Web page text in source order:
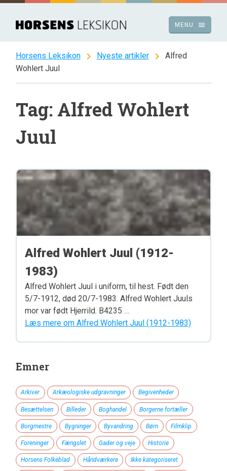
Spring
indhold
menu
MENU
Horsens Leksikon chevron_right Nyeste artikler chevron_right
Alfred
Wohlert Juul
Tag: Alfred Wohlert
Juul
Alfred Wohlert Juul (1912-
1983)
Alfred Wohlert Juul i uniform, til hest. Født den
5/7-1912, død 20/7-1983. Alfred Wohlert Juuls
mor var født Hjerrild. B4235 …
Læs mere om Alfred Wohlert Juul (1912-1983)
Emner
Arkiver Arkæologiske udgravninger Begivenheder
Besættelsen Billeder Boghandel Borgerne fortæller
Borgmestre Bygninger Byvandring Børn Filmklip
Foreninger Fængslet Gader og veje Historie
Horsens Folkeblad Håndværkere Ikke kategoriseret